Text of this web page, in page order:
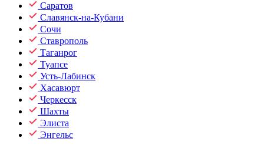
Саратов
Славянск-на-Кубани
Сочи
Ставрополь
Таганрог
Туапсе
Усть-Лабинск
Хасавюрт
Черкесск
Шахты
Элиста
Энгельс